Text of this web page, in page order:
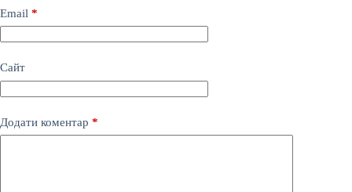
Email *
Сайт
Додати коментар *